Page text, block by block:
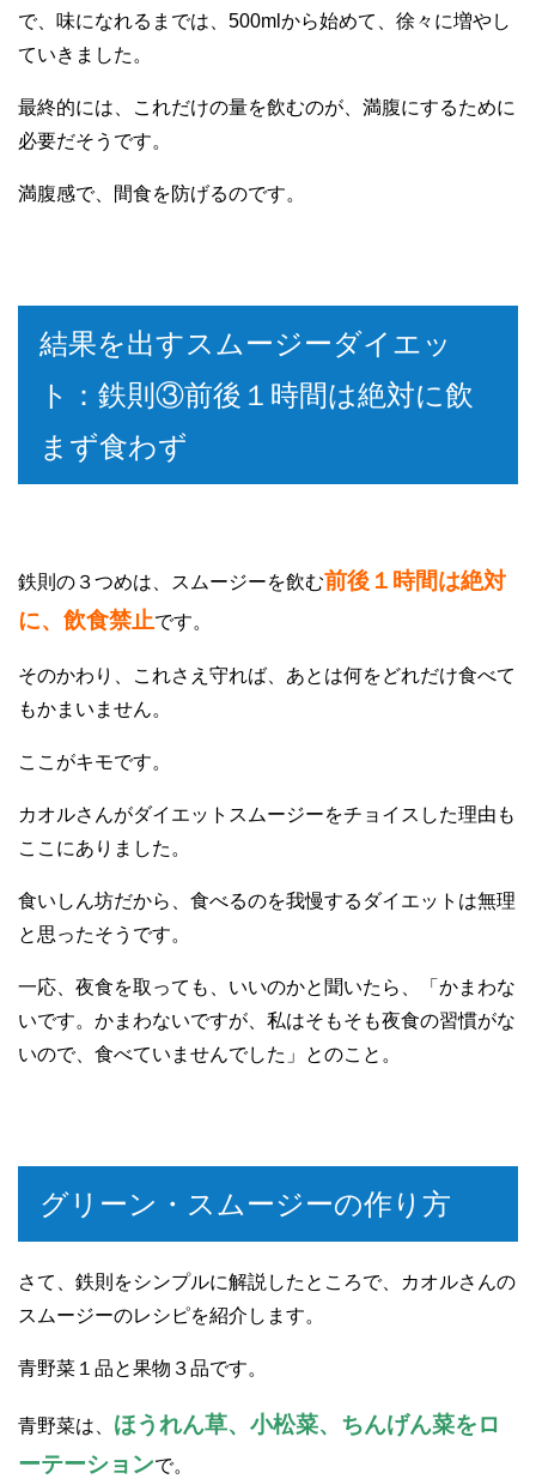
で、味になれるまでは、500mlから始めて、徐々に増やし
ていきました。
最終的には、これだけの量を飲むのが、満腹にするために
必要だそうです。
満腹感で、間食を防げるのです。
結果を出すスムージーダイエッ
ト：鉄則③前後１時間は絶対に飲
まず食わず
鉄則の３つめは、スムージーを飲む前後１時間は絶対
に、飲食禁止です。
そのかわり、これさえ守れば、あとは何をどれだけ食べて
もかまいません。
ここがキモです。
カオルさんがダイエットスムージーをチョイスした理由も
ここにありました。
食いしん坊だから、食べるのを我慢するダイエットは無理
と思ったそうです。
一応、夜食を取っても、いいのかと聞いたら、「かまわな
いです。かまわないですが、私はそもそも夜食の習慣がな
いので、食べていませんでした」とのこと。
グリーン・スムージーの作り方
さて、鉄則をシンプルに解説したところで、カオルさんの
スムージーのレシピを紹介します。
青野菜１品と果物３品です。
青野菜は、 ほうれん草、小松菜、ちんげん菜をロ
ーテーションで。